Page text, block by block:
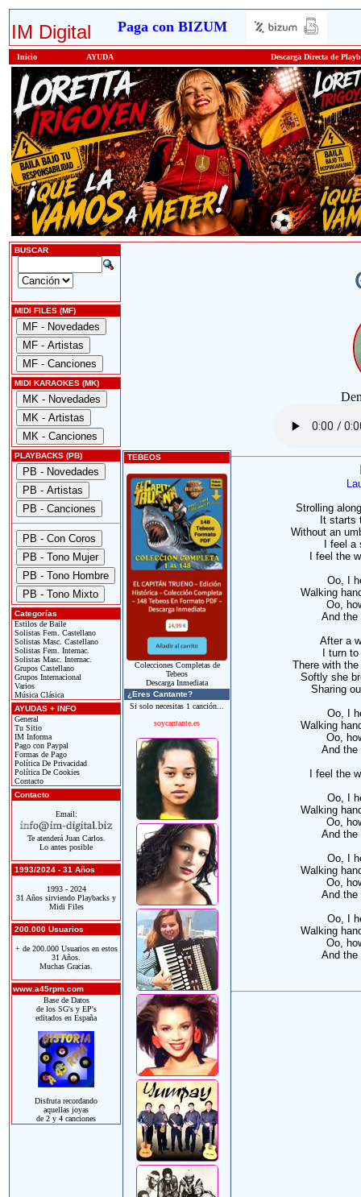
IM Digital Paga con BIZUM
Inicio AYUDA Descarga Directa de
BUSCAR
MIDI FILES (MF)
MIDI KARAOKES (MK)
PLAYBACKS (PB)
Categorías
Estilos de Baile
Solistas Fem. Castellano
Solistas Masc. Castellano
Solistas Fem. Internac.
Solistas Masc. Internac.
Grupos Castellano
Grupos Internacional
Varios
Música Clásica
AYUDAS + INFO
General
Tu Sitio
IM Informa
Pago con Paypal
Formas de Pago
Política De Privacidad
Política De Cookies
Contacto
Contacto
Email:
Te atenderá Juan Carlos.
Lo antes posible
1993/2024 - 31 Años
1993 - 2024
31 Años sirviendo Playbacks y
Midi Files
200.000 Usuarios
+ de 200.000 Usuarios en estos
31 Años.
Muchas Gracias.
www.a45rpm.com
Base de Datos
de los SG's y EP's
editados en España
Disfruta recordando
aquellas joyas
de 2 y 4 canciones
TEBEOS
Colecciones Completas de
Tebeos
Descarga Inmediata
¿Eres Cantante?
Si solo necesitas 1 canción...
soycantante.es
Strolling
It starts
Without an
I feel
I feel the
Oo, I
Walking
Oo,
And the
After a
I turn
There with
Softly she
Sharing
Oo, I
Walking
Oo,
And the
I feel the
Oo, I
Walking
Oo,
And the
Oo, I
Walking
Oo,
And the
Oo, I
Walking
Oo,
And the